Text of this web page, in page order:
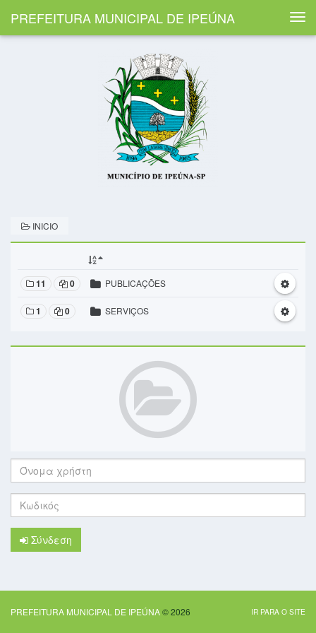
PREFEITURA MUNICIPAL DE IPEÚNA
INICIO
11 0 PUBLICAÇÕES
1 0 SERVIÇOS
χρήστη:
Σύνδεση
PREFEITURA MUNICIPAL DE IPEÚNA© 2026 IR PARA O SITE